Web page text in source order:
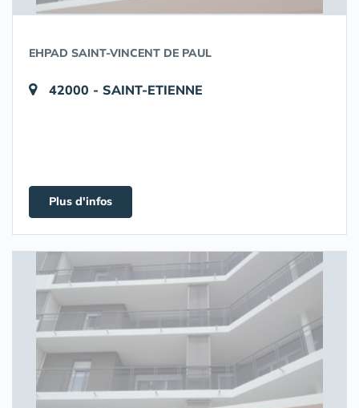
EHPAD SAINT-VINCENT DE PAUL
42000 - SAINT-ETIENNE
Plus d'infos